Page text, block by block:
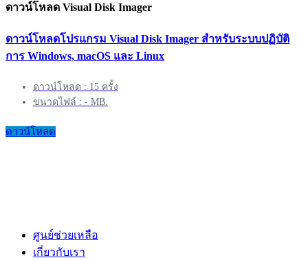
ดาวน์โหลด Visual Disk Imager
ดาวน์โหลดโปรแกรม Visual Disk Imager สำหรับระบบปฏิบัติ
การ Windows, macOS และ Linux
ดาวน์โหลด : 15 ครั้ง
ขนาดไฟล์ : - MB.
ดาวน์โหลด
ศูนย์ช่วยเหลือ
เกี่ยวกับเรา